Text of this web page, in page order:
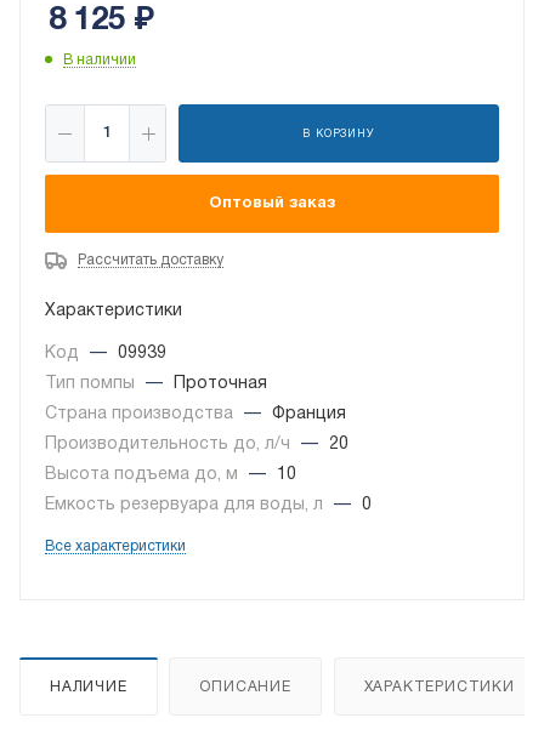
8 125 ₽
В наличии
В КОРЗИНУ
Оптовый заказ
Рассчитать доставку
Характеристики
Код —
09939
Тип помпы
—
Проточная
Страна производства
—
Франция
Производительность до, л/ч
—
20
Высота подъема до, м
—
10
Емкость резервуара для воды, л
— 0
Все характеристики
НАЛИЧИЕ ОПИСАНИЕ ХАРАКТЕРИСТИКИ